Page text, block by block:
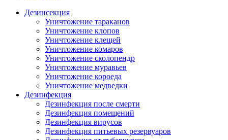
Дезинсекция
Уничтожение тараканов
Уничтожение клопов
Уничтожение клещей
Уничтожение комаров
Уничтожение сколопендр
Уничтожение муравьев
Уничтожение короеда
Уничтожение медведки
Дезинфекция
Дезинфекция после смерти
Дезинфекция помещений
Дезинфекция вирусов
Дезинфекция питьевых резервуаров